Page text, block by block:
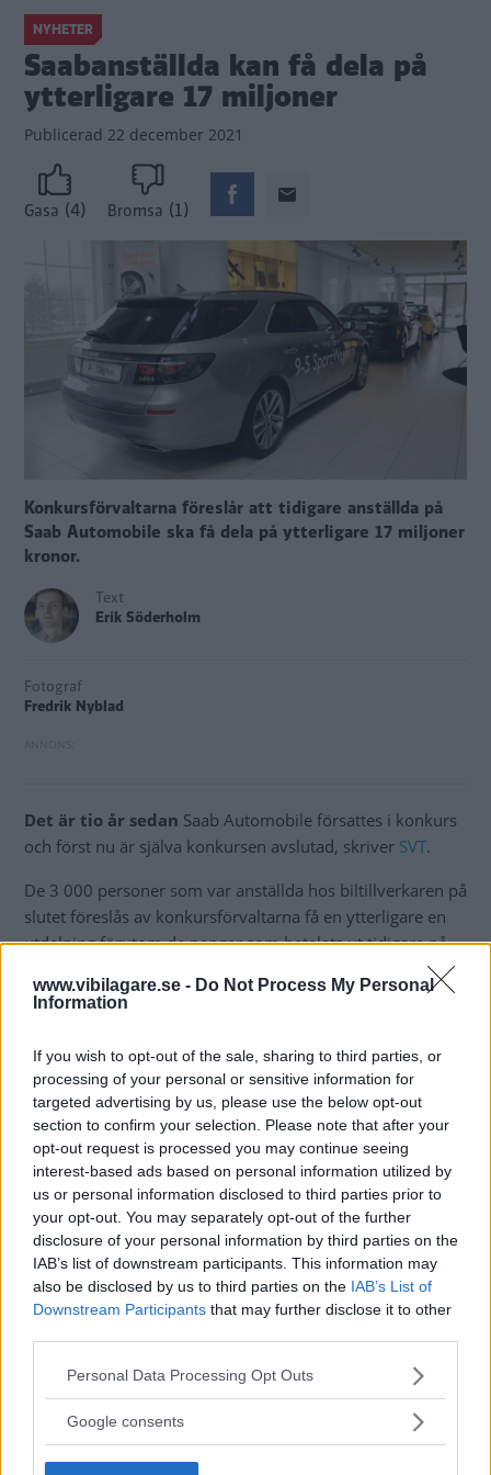
www.vibilagare.se - Do Not Process My Personal
Information
If you wish to opt-out of the sale, sharing to third parties, or
processing of your personal or sensitive information for
targeted advertising by us, please use the below opt-out
section to confirm your selection. Please note that after your
opt-out request is processed you may continue seeing
interest-based ads based on personal information utilized by
us or personal information disclosed to third parties prior to
your opt-out. You may separately opt-out of the further
disclosure of your personal information by third parties on the
IAB’s list of downstream participants. This information may
also be disclosed by us to third parties on the IAB’s List of
Downstream Participants that may further disclose it to other
Please note that this website/app uses one or more Google
not limited to your visit or usage behaviour. You may click to
use your data for below specified purposes in below Google
Personal Data Processing Opt Outs
Google consents
NYHETER
Saabanställda kan få dela på
ytterligare 17 miljoner
Publicerad 22 december 2021
Gasa (4) Bromsa (1)
Konkursförvaltarna föreslår att tidigare anställda på
Saab Automobile ska få dela på ytterligare 17 miljoner
kronor.
Text
Erik Söderholm
Fotograf
Fredrik Nyblad
Det är tio år sedan Saab Automobile försattes i konkurs
och först nu är själva konkursen avslutad, skriver SVT.
De 3 000 personer som var anställda hos biltillverkaren på
slutet föreslås av konkursförvaltarna få en ytterligare en
utdelning förutom de pengar som betalats ut tidigare på
17,7 miljoner kronor, men hur mycket enskilda anställda
får beror på lönen.
om de anställda ska få ut pengarna och i så fall kan det
dröja till nästa höst. Totalt har de anställda fått dela på 81
miljoner kronor förutom pengar från den statliga
lönegarantin.
Tillsammans med två dotterbolag hade Saab Automobile
skulder på över 13 miljarder kronor, något en av
konkursförvaltarna beskriver som ”astronomiska siffror” i
en intervju medTT.
Bara en del av skulderna kommer att kunna betalas
tillbaka. Konkursförvaltarna har fått in strax över tre
miljarder kronor och borgenärer som Saab hade skulder
till har fått ut strax över två miljarder. Konkursförvaltarna
har fått ut 367 miljoner.